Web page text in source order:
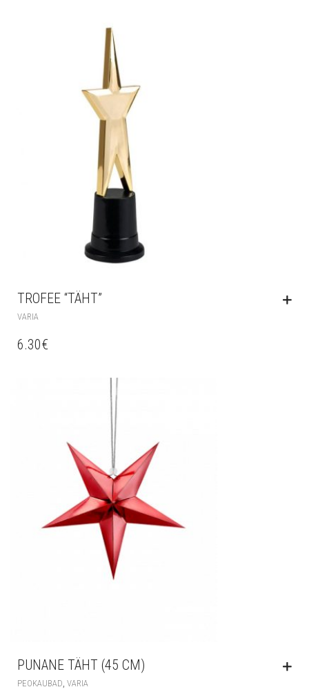
TROFEE “TÄHT”
VARIA
6.30€
PUNANE TÄHT (45 CM)
PEOKAUBAD VARIA